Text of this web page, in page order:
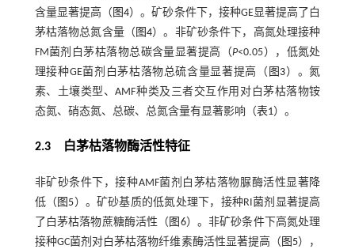
含量显著提高（ 图4）。矿砂条件下，接种GE显著提高了白
茅枯落物总氮含量（ 图4）。非矿砂条件下，高氮处理接种
FM菌剂白茅枯落物总碳含量显著提高（P<0.05），低氮处
理接种GE菌剂白茅枯落物总硫含量显著提高（ 图3）。氮
素、土壤类型、AMF种类及三者交互作用对白茅枯落物铵
态氮、硝态氮、总碳、总氮含量有显著影响（表1）。
2.3 白茅枯落物酶活性特征
非矿砂条件下，接种AMF菌剂白茅枯落物脲酶活性显著降
低（ 图5）。矿砂基质的低氮处理下，接种RI菌剂显著提高
了白茅枯落物蔗糖酶活性（ 图6）。非矿砂条件下高氮处理
接种GC菌剂对白茅枯落物纤维素酶活性显著提高（ 图5），